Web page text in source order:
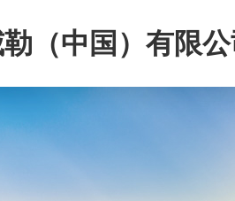
（中国）有限